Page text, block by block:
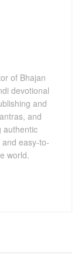
of Bhajan
devotional
and
and
authentic
easy-to-
world.